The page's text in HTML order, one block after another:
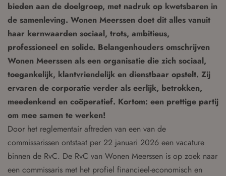
bieden aan de doelgroep, met nadruk op kwetsbaren in
de samenleving. Wonen Meerssen doet dit alles vanuit
haar kernwaarden sociaal, trots, ambitieus,
professioneel en solide. Belangenhouders omschrijven
Wonen Meerssen als een organisatie die zich sociaal,
toegankelijk, klantvriendelijk en dienstbaar opstelt. Zij
ervaren de corporatie verder als eerlijk, betrokken,
meedenkend en coöperatief. Kortom: een prettige partij
om mee samen te werken!
Door het reglementair aftreden van een van de
commissarissen ontstaat per 22 januari 2026 een vacature
binnen de RvC. De RvC van Wonen Meerssen is op zoek naar
een commissaris met het profiel financieel-economisch en